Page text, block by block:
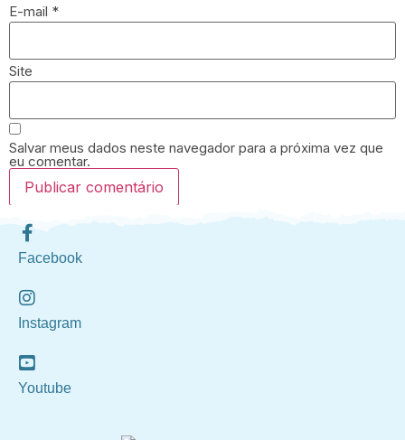
E-mail *
Site
Salvar meus dados neste navegador para a próxima vez que
eu comentar.
Facebook
Instagram
Youtube